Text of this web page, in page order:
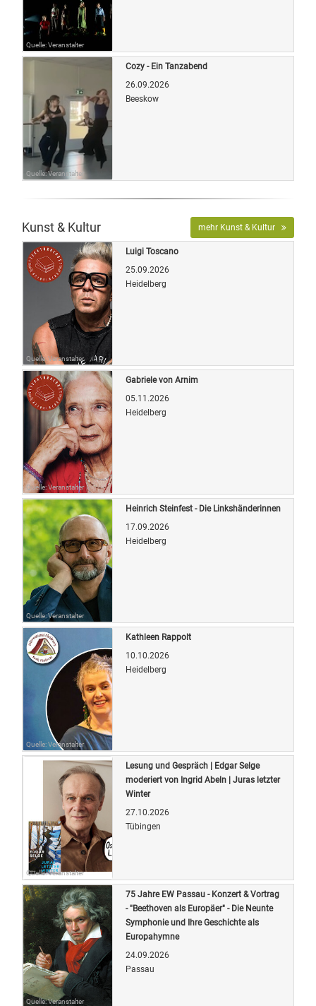
Quelle: Veranstalter
Quelle: Veranstalter
Cozy - Ein Tanzabend
26.09.2026
Beeskow
Kunst & Kultur mehr Kunst & Kultur
Quelle: Veranstalter
Luigi Toscano
25.09.2026
Heidelberg
Quelle: Veranstalter
Gabriele von Arnim
05.11.2026
Heidelberg
Quelle: Veranstalter
Heinrich Steinfest - Die Linkshänderinnen
17.09.2026
Heidelberg
Quelle: Veranstalter
Kathleen Rappolt
10.10.2026
Heidelberg
Quelle: Veranstalter
Lesung und Gespräch | Edgar Selge
moderiert von Ingrid Abeln | Juras letzter
Winter
27.10.2026
Tübingen
Quelle: Veranstalter
75 Jahre EW Passau - Konzert & Vortrag
- "Beethoven als Europäer" - Die Neunte
Symphonie und Ihre Geschichte als
Europahymne
24.09.2026
Passau